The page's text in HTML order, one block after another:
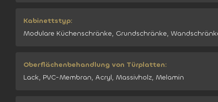
Kabinettstyp:
Modulare Küchenschränke, Grundschränke,
Oberflächenbehandlung von Türplatten:
Lack, PVC-Membran, Acryl, Massivholz, Melamin